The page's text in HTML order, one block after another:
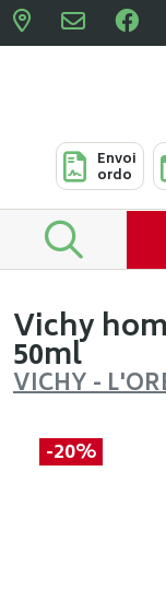
Envoi
ordo
Vichy
50ml
VICHY -
-20%